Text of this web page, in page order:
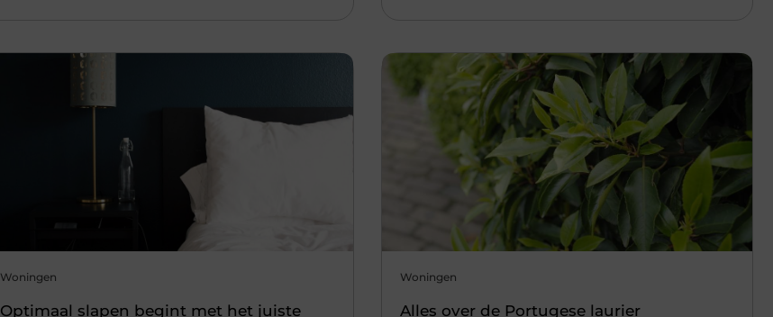
Woningen
Optimaal slapen begint met het juiste
Woningen
Alles over de Portugese laurier